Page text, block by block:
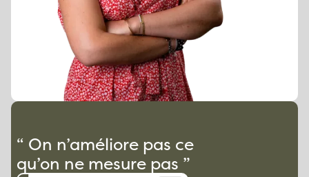
“ On n’améliore pas ce
qu’on ne mesure pas ”